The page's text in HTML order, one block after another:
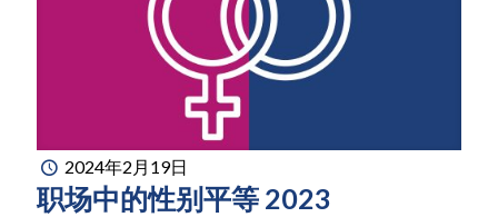
2024年2月19日
职场中的性别平等 2023